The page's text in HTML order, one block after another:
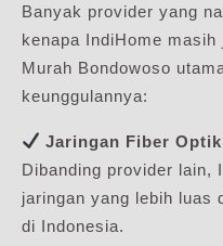
Banyak provider yang
kenapa IndiHome
Murah Bondowoso
keunggulannya:
Jaringan Fiber
Dibanding provider lain,
jaringan yang lebih luas
di Indonesia.